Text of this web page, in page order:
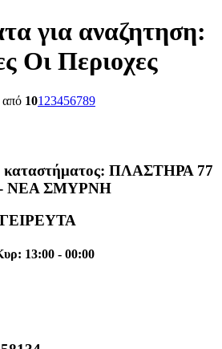
για αναζητηση:
Οι Περιοχες
από 101 23456789
καταστήματος: ΠΛΑΣΤΗΡΑ 77
ΝΕΑ ΣΜΥΡΝΗ
13:00 - 00:00